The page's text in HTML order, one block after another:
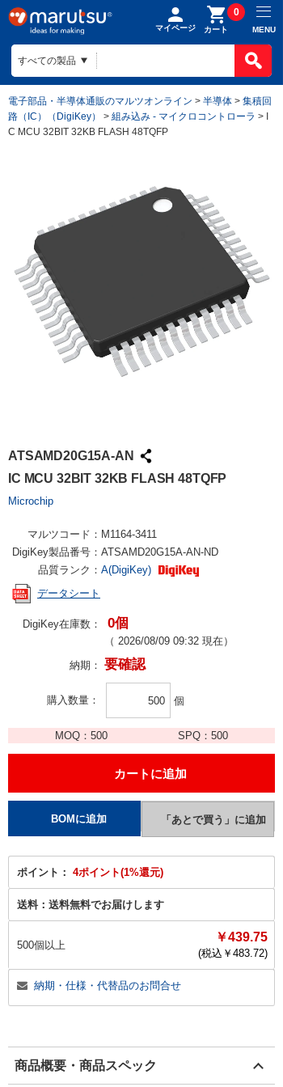
マイページ カート
0
MENU
電子部品・半導体通販のマルツオンライン > 半導体 > 集積回
路（IC）（DigiKey）
> 組み込み - マイクロコントローラ > I
C MCU 32BIT 32KB FLASH 48TQFP
ATSAMD20G15A-AN
IC MCU 32BIT 32KB FLASH 48TQFP
Microchip
マルツコード： M1164-3411
DigiKey製品番号： ATSAMD20G15A-AN-ND
品質ランク： A(DigiKey)
データシート
DigiKey在庫数： 0個
（ 2026/08/09 09:32 現在）
納期： 要確認
購入数量 個
MOQ：500 SPQ： 500
ポイント： 4ポイント(1%還元)
送料： 送料無料でお届けします
500個以上
￥439.75
(税込￥ 483.72)
納期・仕様・代替品のお問合せ
商品概要・商品スペック